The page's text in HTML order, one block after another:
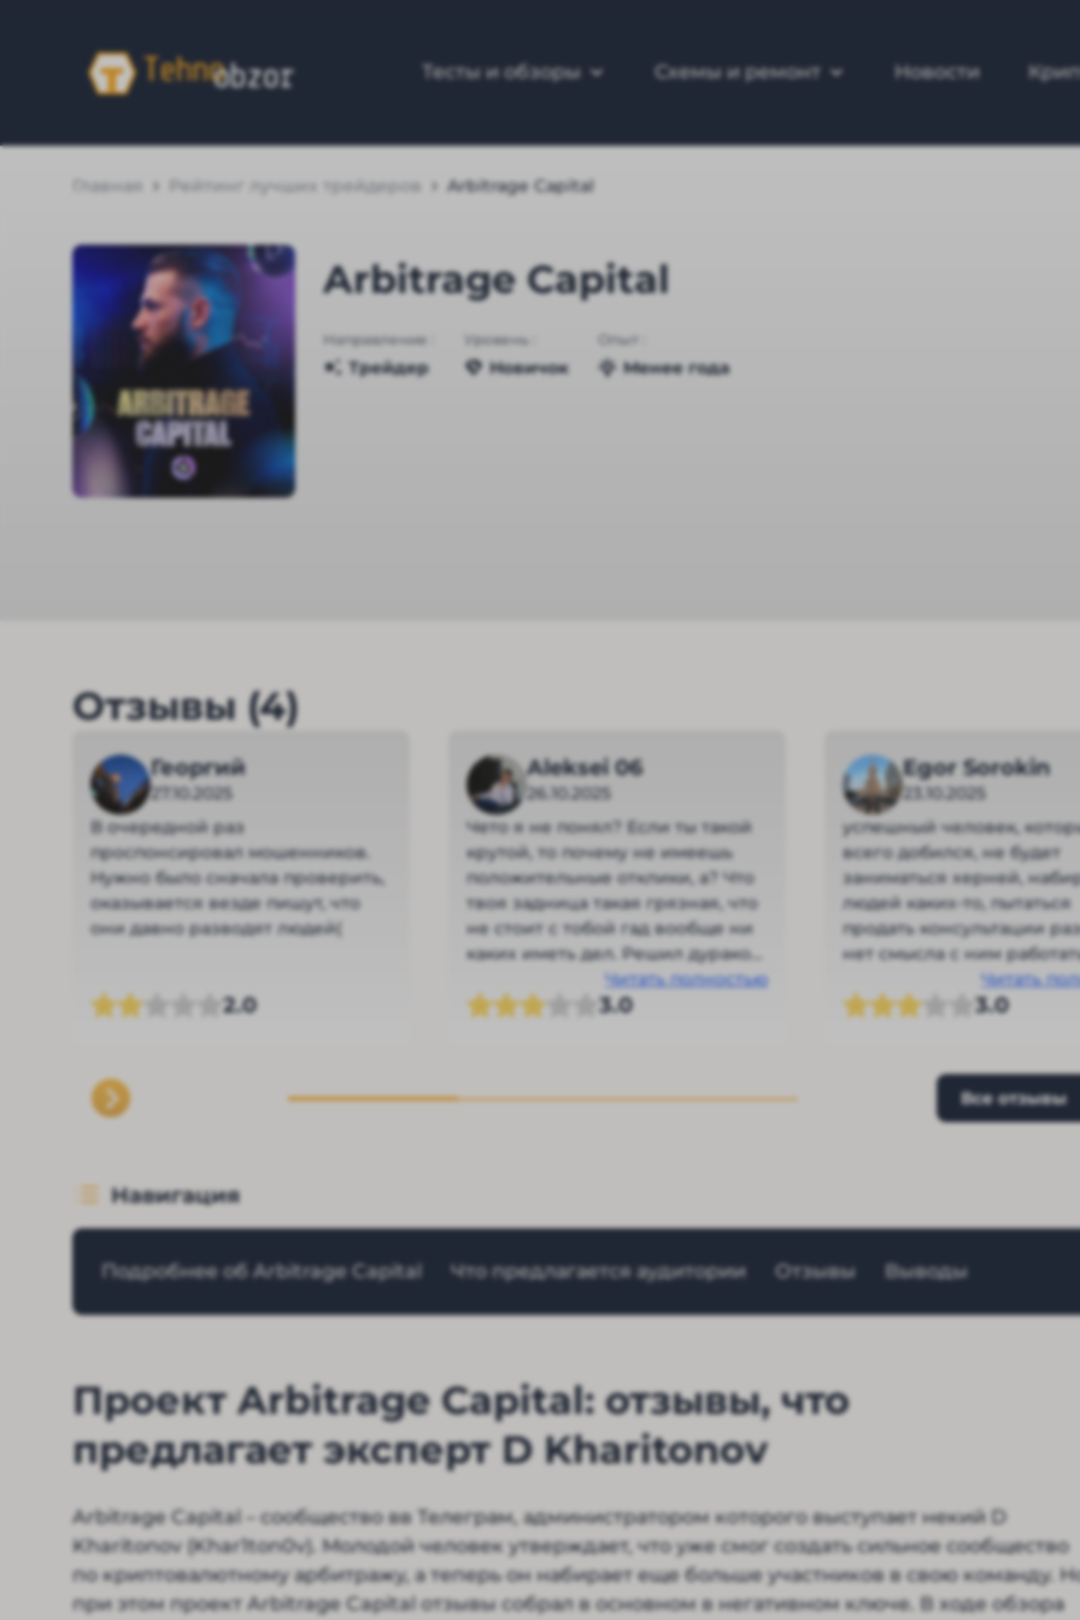
Тесты и обзоры Схемы и ремонт Новости
Главная Рейтинг лучших трейдеров Arbitrage Capital
Arbitrage Capital
Направление :
Трейдер
Уровень :
Новичок
Опыт :
Менее года
Отзывы (4)
Георгий
27.10.2025
В очередной раз
проспонсировал мошенников.
Нужно было сначала проверить,
оказывается везде пишут, что
они давно разводят людей(
2.0
Aleksei 06
26.10.2025
Чето я не понял? Если ты такой
крутой, то почему не имеешь
положительные отклики, а? Что
твоя задница такая грязная, что
не стоит с тобой гад вообще ни
каких иметь дел. Решил дураков
поискать. Ребята не доверяйте,
что этот дармоед вам обещает,
Читать полностью
3.0
Egor Sorokin
23.10.2025
успешный человек,
всего добился, не будет
заниматься херней,
людей каких-то, пытаться
продать консультации
нет смысла с ним
деньги на раз-два
потому что у него
Читать
3.0
Все отзывы
Навигация
Подробнее об Arbitrage Capital Что предлагается аудитории Отзывы Выводы
Проект Arbitrage Capital: отзывы, что
предлагает эксперт D Kharitonov
Arbitrage Capital – сообщество вв Телеграм, администратором которого выступает некий D
Kharitonov (Khar1ton0v). Молодой человек утверждает, что уже смог создать сильное сообщество
по криптовалютному арбитражу, а теперь он набирает еще больше участников в свою команду.
при этом проект Arbitrage Capital отзывы собрал в основном в негативном ключе. В ходе обзора